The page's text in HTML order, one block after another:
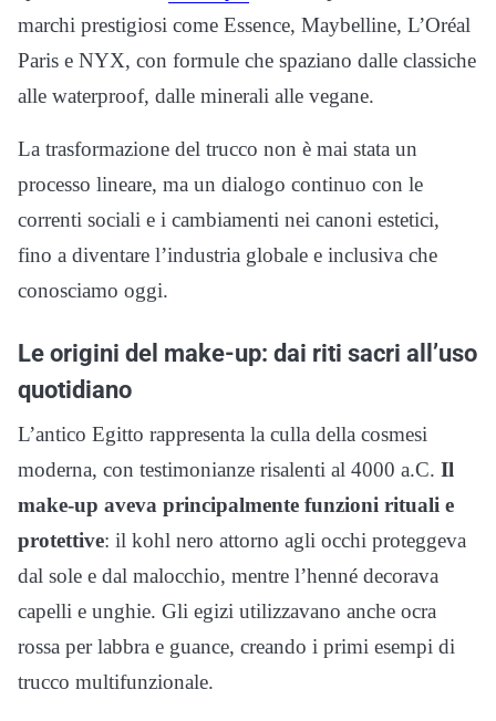
marchi prestigiosi come Essence, Maybelline, L’Oréal
Paris e NYX, con formule che spaziano dalle classiche
alle waterproof, dalle minerali alle vegane.
La trasformazione del trucco non è mai stata un
processo lineare, ma un dialogo continuo con le
correnti sociali e i cambiamenti nei canoni estetici,
fino a diventare l’industria globale e inclusiva che
conosciamo oggi.
Le origini del make-up: dai riti sacri all’uso
quotidiano
L’antico Egitto rappresenta la culla della cosmesi
moderna, con testimonianze risalenti al 4000 a.C. Il
make-up aveva principalmente funzioni rituali e
protettive: il kohl nero attorno agli occhi proteggeva
dal sole e dal malocchio, mentre l’henné decorava
capelli e unghie. Gli egizi utilizzavano anche ocra
rossa per labbra e guance, creando i primi esempi di
trucco multifunzionale.